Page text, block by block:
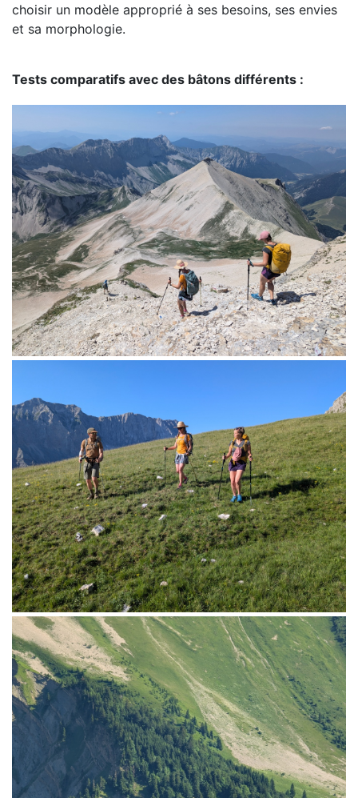
choisir un modèle approprié à ses besoins, ses envies
et sa morphologie.
Tests comparatifs avec des bâtons différents :